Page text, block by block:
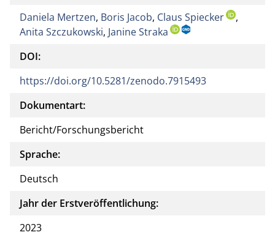
Daniela Mertzen, Boris Jacob, Claus Spiecker
,
Anita Szczukowski, Janine Straka
DOI:
https://doi.org/10.5281/zenodo.7915493
Dokumentart:
Bericht/Forschungsbericht
Sprache:
Deutsch
Jahr der Erstveröffentlichung:
2023